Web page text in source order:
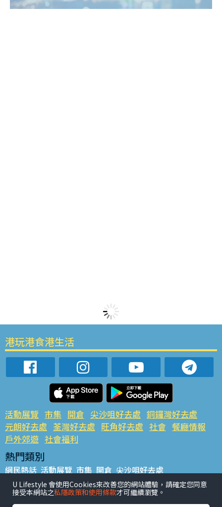
港玩港食港生活
活動展覽 市集 開倉 尖沙咀好去處 銅鑼灣好去處
元朗好去處 荃灣好去處 旺角好去處 社會 餐廳情報
戶外郊遊 社會福利
熱門類別
網民熱話 活動展覽 市集 開倉 尖沙咀好去處
銅鑼灣好去處 元朗好去處 荃灣好去處 旺角好去處 社會
餐廳情報 戶外郊遊
U Lifestyle 會使用Cookies來改善您的網站體驗，請確定您同意
接受本網站之私隱政策和使用條款才可繼續瀏覽。